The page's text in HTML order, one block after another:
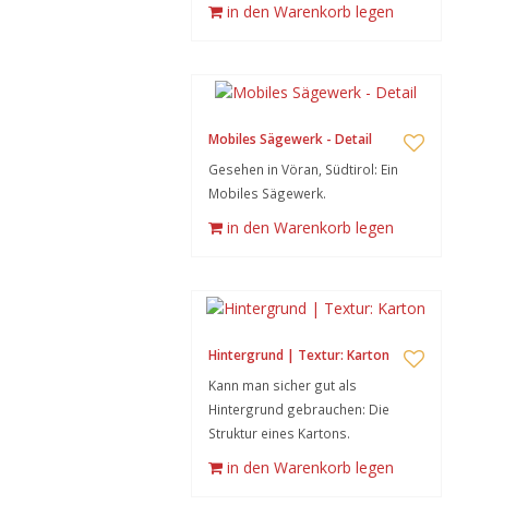
in den Warenkorb legen
Mobiles Sägewerk - Detail
Gesehen in Vöran, Südtirol: Ein
Mobiles Sägewerk.
in den Warenkorb legen
Hintergrund | Textur: Karton
Kann man sicher gut als
Hintergrund gebrauchen: Die
Struktur eines Kartons.
in den Warenkorb legen